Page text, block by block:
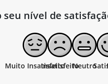
seu nível de